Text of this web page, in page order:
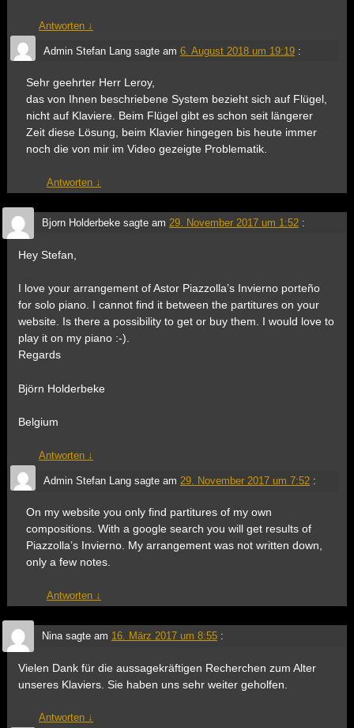
Antworten ↓
Admin Stefan Langsagte am 6. August 2018 um 19:19 :
Sehr geehrter Herr Leroy,
das von Ihnen beschriebene System bezieht sich auf Flügel,
nicht auf Klaviere. Beim Flügel gibt es schon seit längerer
Zeit diese Lösung, beim Klavier hingegen bis heute immer
noch die von mir im Video gezeigte Problematik.
Antworten ↓
Bjorn Holderbekesagte am 29. November 2017 um 1:52 :
Hey Stefan,
I love your arrangement of Astor Piazzolla’s Invierno porteño
for solo piano. I cannot find it between the partitures on your
website. Is there a possibility to get or buy them. I would love to
play it on my piano :-).
Regards
Björn Holderbeke
Belgium
Antworten ↓
Admin Stefan Langsagte am 29. November 2017 um 7:52 :
On my website you only find partitures of my own
compositions. With a google search you will get results of
Piazzolla’s Invierno. My arrangement was not written down,
only a few notes.
Antworten ↓
Ninasagte am 16. März 2017 um 8:55 :
Vielen Dank für die aussagekräftigen Recherchen zum Alter
unseres Klaviers. Sie haben uns sehr weiter geholfen.
Antworten ↓